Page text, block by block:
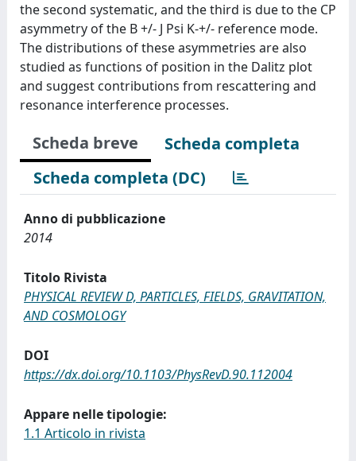
the second systematic, and the third is due to the CP
asymmetry of the B +/- J Psi K-+/- reference mode.
The distributions of these asymmetries are also
studied as functions of position in the Dalitz plot
and suggest contributions from rescattering and
resonance interference processes.
Scheda breve
Scheda completa
Scheda completa (DC)
Anno di pubblicazione
2014
Titolo Rivista
PHYSICAL REVIEW D, PARTICLES, FIELDS, GRAVITATION,
AND COSMOLOGY
DOI
https://dx.doi.org/10.1103/PhysRevD.90.112004
Appare nelle tipologie:
1.1 Articolo in rivista